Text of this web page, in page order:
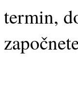
termin,